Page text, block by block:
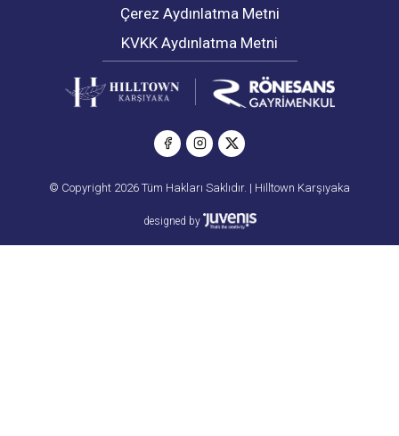
Çerez Aydınlatma Metni
KVKK Aydınlatma Metni
© Copyright 2026 Tüm Hakları Saklıdır. | Hilltown Karşıyaka
designed by